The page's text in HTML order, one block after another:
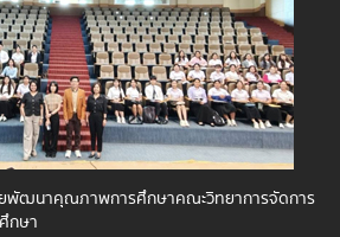
พัฒนาคุณภาพการศึกษาคณะวิทยาการจัดการ
กษา